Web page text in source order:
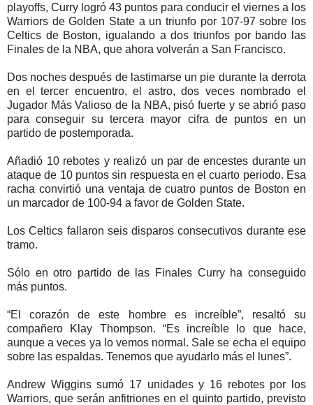
playoffs, Curry logró 43 puntos para conducir el viernes a los
Warriors de Golden State a un triunfo por 107-97 sobre los
Celtics de Boston, igualando a dos triunfos por bando las
Finales de la NBA, que ahora volverán a San Francisco.
Dos noches después de lastimarse un pie durante la derrota
en el tercer encuentro, el astro, dos veces nombrado el
Jugador Más Valioso de la NBA, pisó fuerte y se abrió paso
para conseguir su tercera mayor cifra de puntos en un
partido de postemporada.
Añadió 10 rebotes y realizó un par de encestes durante un
ataque de 10 puntos sin respuesta en el cuarto periodo. Esa
racha convirtió una ventaja de cuatro puntos de Boston en
un marcador de 100-94 a favor de Golden State.
Los Celtics fallaron seis disparos consecutivos durante ese
tramo.
Sólo en otro partido de las Finales Curry ha conseguido
más puntos.
“El corazón de este hombre es increíble”, resaltó su
compañero Klay Thompson. “Es increíble lo que hace,
aunque a veces ya lo vemos normal. Sale se echa el equipo
sobre las espaldas. Tenemos que ayudarlo más el lunes”.
Andrew Wiggins sumó 17 unidades y 16 rebotes por los
Warriors, que serán anfitriones en el quinto partido, previsto